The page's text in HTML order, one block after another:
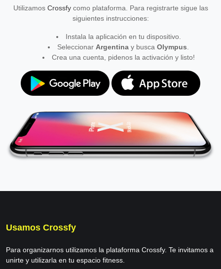
Utilizamos Crossfycomo plataforma. Para registrarte sigue las
siguientes instrucciones:
Instala la aplicación en tu dispositivo.
Seleccionar Argentina y busca Olympus
Crea una cuenta, pidenos la activación y listo!
Usamos Crossfy
Para organizarnos utilizamos la plataforma Crossfy. Te invitamos a
unirte y utilizarla en tu espacio fitness.